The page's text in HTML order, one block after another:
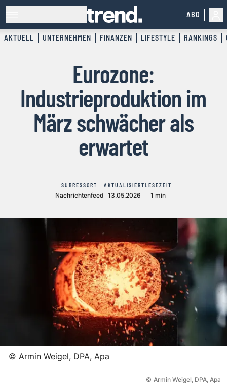
ABO
AKTUELL UNTERNEHMEN FINANZEN LIFESTYLE RANKINGS
Eurozone:
Industrieproduktion im
März schwächer als
erwartet
SUBRESSORT
Nachrichtenfeed
AKTUALISIERT
13.05.2026
LESEZEIT
1 min
© Armin Weigel, DPA, Apa
© Armin Weigel, DPA, Apa